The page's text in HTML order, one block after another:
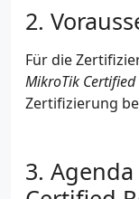
Für die
MikroTik Certified
Zertifizierung